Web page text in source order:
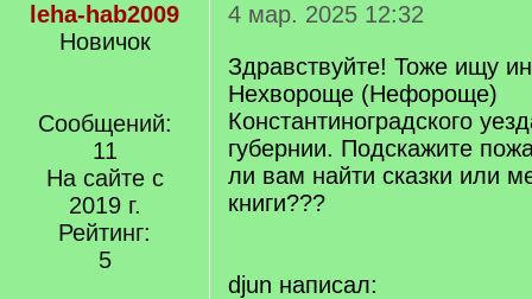
leha-hab2009
Новичок
Сообщений:
11
На сайте с
2019 г.
Рейтинг:
5
4 мар. 2025 12:32
Здравствуйте! Тоже ищу
Нехвороще (Нефороще)
Константиноградского
губернии. Подскажите
ли вам найти сказки или
книги???
djun написал: